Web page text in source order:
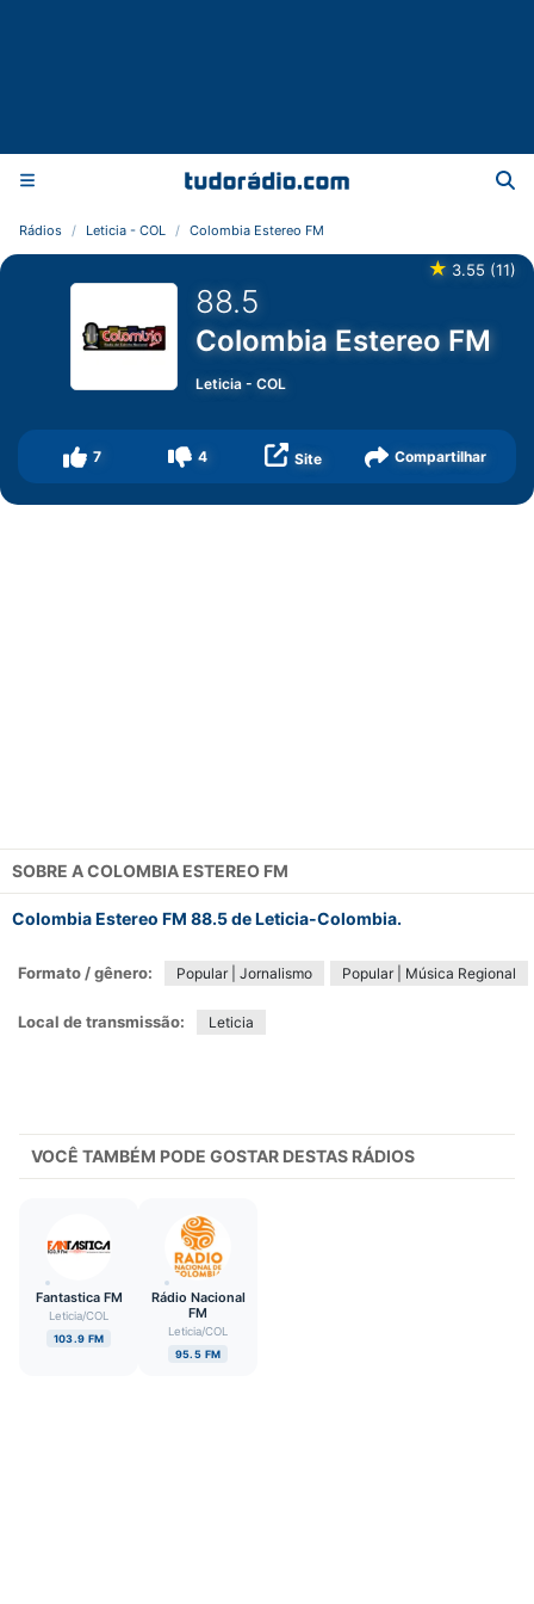
Rádios Leticia - COL Colombia Estereo FM
★ 3.55 (11)
88.5
Colombia Estereo FM
Leticia -COL
7 4 Site Compartilhar
SOBRE ACOLOMBIA ESTEREO FM
Colombia Estereo FM 88.5 de Leticia-Colombia.
Formato / gênero: Popular | Jornalismo Popular | Música Regional
Local de transmissão: Leticia
VOCÊ TAMBÉM PODE GOSTAR DESTAS RÁDIOS
Fantastica FM
Leticia/COL
103.9 FM
Rádio Nacional
FM
Leticia/COL
95.5 FM